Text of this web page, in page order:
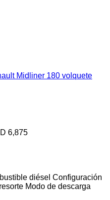
Midliner 180 volquete
6,875
diésel Configuración
Modo de descarga